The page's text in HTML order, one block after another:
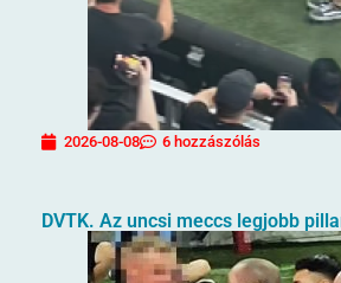
2026-08-08 6 hozzászólás
DVTK. Az uncsi meccs legjobb